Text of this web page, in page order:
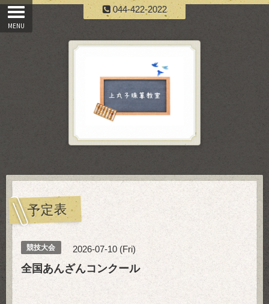
044-422-2022
予定表
競技大会 2026-07-10 (Fri)
全国あんざんコンクール